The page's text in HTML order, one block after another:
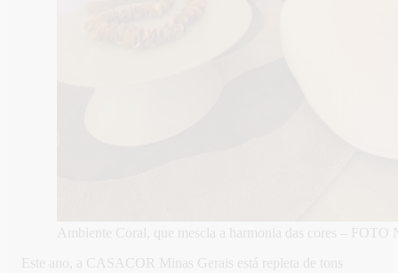
Ambiente Coral, que mescla a harmonia das cores – FOTO
Este ano, a CASACOR Minas Gerais está repleta de tons